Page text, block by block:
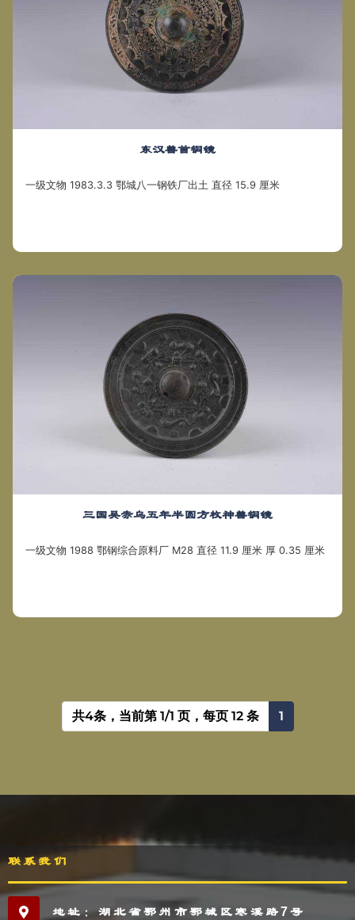
东汉兽首铜镜
一级文物 1983.3.3 鄂城八一钢铁厂出土 直径 15.9 厘米
三国吴赤乌五年半圆方枚神兽铜镜
一级文物 1988 鄂钢综合原料厂 M28 直径 11.9 厘米 厚 0.35 厘米
共4条，当前第 1/1 页，每页 12 条 1
联系我们
地址：湖北省鄂州市鄂城区寒溪路7号